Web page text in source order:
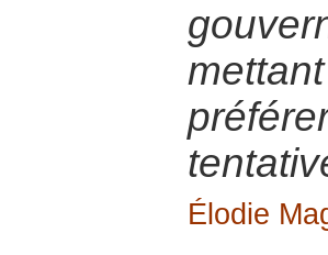
Élodie